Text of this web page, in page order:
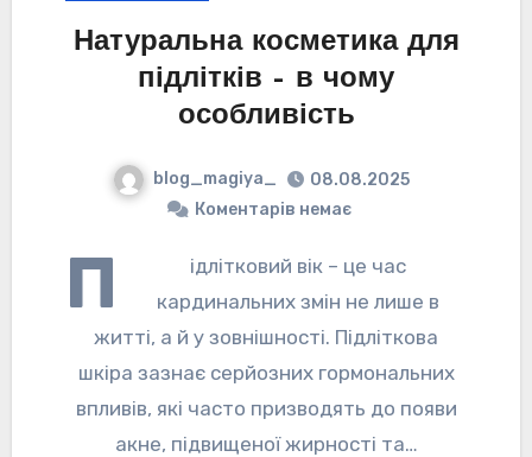
Натуральна косметика для
підлітків – в чому
особливість
blog_magiya_
08.08.2025
Коментарів немає
П
ідлітковий вік – це час
кардинальних змін не лише в
житті, а й у зовнішності. Підліткова
шкіра зазнає серйозних гормональних
впливів, які часто призводять до появи
акне, підвищеної жирності та…